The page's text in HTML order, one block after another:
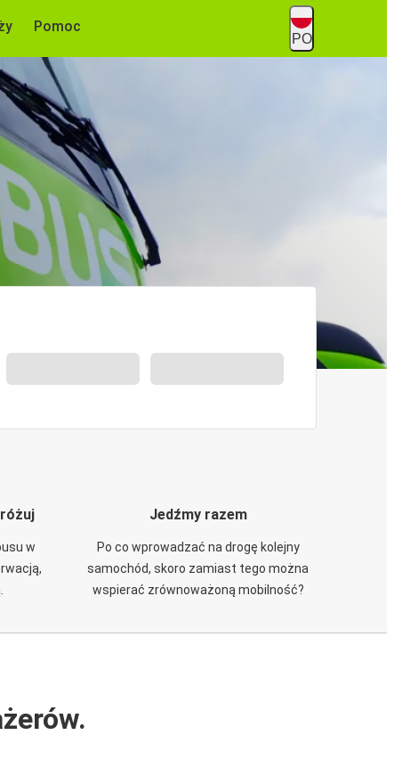
Pomoc
PO
w
Jedźmy razem
Po co wprowadzać na drogę kolejny
samochód, skoro zamiast tego można
wspierać zrównoważoną mobilność?